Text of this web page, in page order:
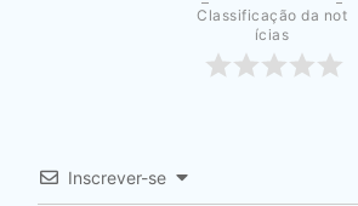
Classificação da not
ícias
Inscrever-se